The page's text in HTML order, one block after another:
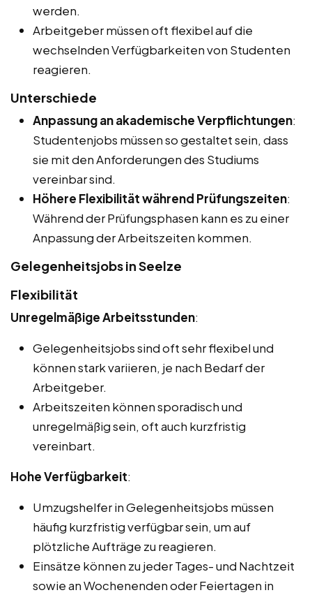
werden.
Arbeitgeber müssen oft flexibel auf die
wechselnden Verfügbarkeiten von Studenten
reagieren.
Unterschiede
Anpassung an akademische Verpflichtungen:
Studentenjobs müssen so gestaltet sein, dass
sie mit den Anforderungen des Studiums
vereinbar sind.
Höhere Flexibilität während Prüfungszeiten:
Während der Prüfungsphasen kann es zu einer
Anpassung der Arbeitszeiten kommen.
Gelegenheitsjobs in Seelze
Flexibilität
Unregelmäßige Arbeitsstunden:
Gelegenheitsjobs sind oft sehr flexibel und
können stark variieren, je nach Bedarf der
Arbeitgeber.
Arbeitszeiten können sporadisch und
unregelmäßig sein, oft auch kurzfristig
vereinbart.
Hohe Verfügbarkeit:
Umzugshelfer in Gelegenheitsjobs müssen
häufig kurzfristig verfügbar sein, um auf
plötzliche Aufträge zu reagieren.
Einsätze können zu jeder Tages- und Nachtzeit
sowie an Wochenenden oder Feiertagen in